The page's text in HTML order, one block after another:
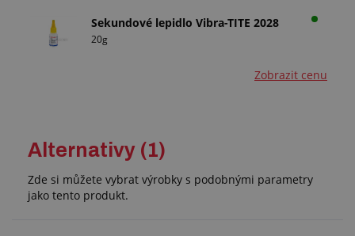
Sekundové lepidlo Vibra-TITE 2028
20g
Zobrazit cenu
Alternativy (1)
Zde si můžete vybrat výrobky s podobnými parametry
jako tento produkt.